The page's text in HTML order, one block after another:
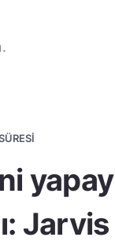
yapay
Jarvis